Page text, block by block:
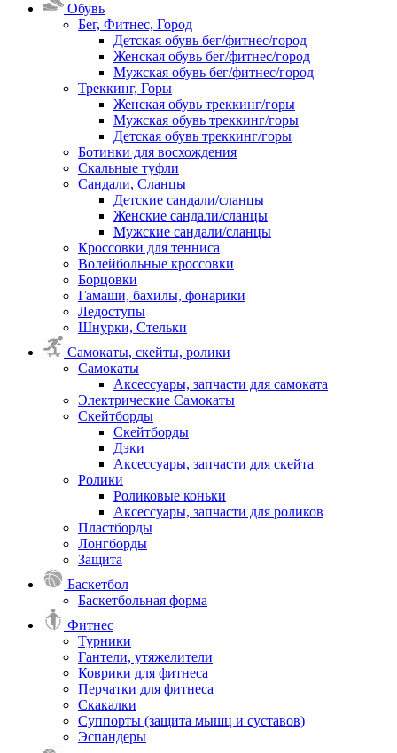
Обувь
Бег, Фитнес, Город
Детская обувь бег/фитнес/город
Женская обувь бег/фитнес/город
Мужская обувь бег/фитнес/город
Треккинг, Горы
Женская обувь треккинг/горы
Мужская обувь треккинг/горы
Детская обувь треккинг/горы
Ботинки для восхождения
Скальные туфли
Сандали, Сланцы
Детские сандали/сланцы
Женские сандали/сланцы
Мужские сандали/сланцы
Кроссовки для тенниса
Волейбольные кроссовки
Борцовки
Гамаши, бахилы, фонарики
Ледоступы
Шнурки, Стельки
Самокаты, скейты, ролики
Самокаты
Аксессуары, запчасти для самоката
Электрические Самокаты
Скейтборды
Скейтборды
Дэки
Аксессуары, запчасти для скейта
Ролики
Роликовые коньки
Аксессуары, запчасти для роликов
Пластборды
Лонгборды
Защита
Баскетбол
Баскетбольная форма
Фитнес
Турники
Гантели, утяжелители
Коврики для фитнеса
Перчатки для фитнеса
Скакалки
Суппорты (защита мышц и суставов)
Эспандеры